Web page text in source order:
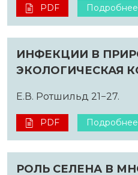
PDF
ИНФЕКЦИИ В
ЭКОЛОГИЧЕСКАЯ
Е.В. Ротшильд 21−27.
PDF
РОЛЬ СЕЛЕНА В